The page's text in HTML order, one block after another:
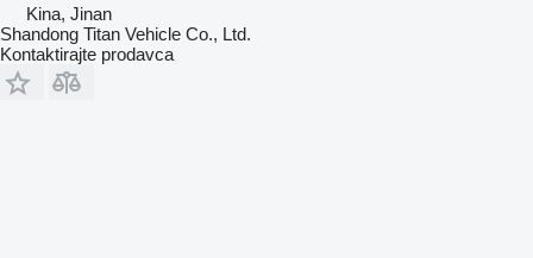
Kina, Jinan
Shandong Titan Vehicle Co., Ltd.
Kontaktirajte prodavca